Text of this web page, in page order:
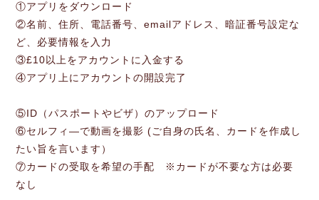
①アプリをダウンロード
②名前、住所、電話番号、emailアドレス、暗証番号設定な
ど、必要情報を入力
③£10以上をアカウントに入金する
④アプリ上にアカウントの開設完了
⑤ID（パスポートやビザ）のアップロード
⑥セルフィ―で動画を撮影 (ご自身の氏名、カードを作成し
たい旨を言います）
⑦カードの受取を希望の手配 ※カードが不要な方は必要
なし